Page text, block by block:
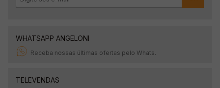
WHATSAPP ANGELONI
Receba nossas últimas ofertas pelo Whats.
TELEVENDAS